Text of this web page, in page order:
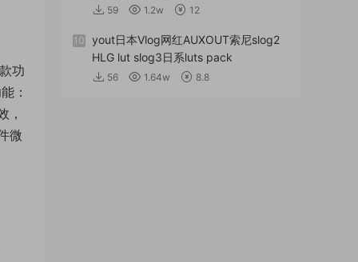
功
：
，
微
59 1.2w 12
10
yout日本Vlog网红AUXOUT索尼slog2
HLG lut slog3日系luts pack
56 1.64w 8.8